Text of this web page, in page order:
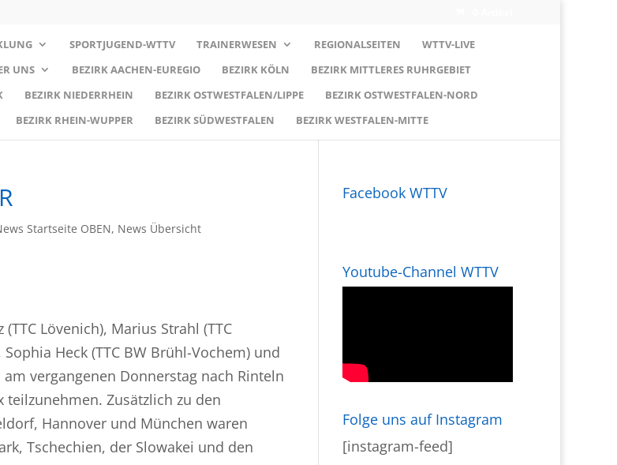
SPORTJUGEND-WTTV TRAINERWESEN REGIONALSEITEN
WTTV-LIVE
UNS BEZIRK AACHEN-EUREGIO BEZIRK KÖLN
BEZIRK MITTLERES RUHRGEBIET
BEZIRK NIEDERRHEIN BEZIRK OSTWESTFALEN/LIPPE
BEZIRK OSTWESTFALEN-NORD
BEZIRK RHEIN-WUPPER BEZIRK SÜDWESTFALEN BEZIRK WESTFALEN-MITTE
Startseite OBEN, News Übersicht
Lövenich), Marius Strahl (TTC
Heck (TTC BW Brühl-Vochem) und
vergangenen Donnerstag nach Rinteln
Zusätzlich zu den
Hannover und München waren
Tschechien, der Slowakei und den
Facebook WTTV
Youtube-Channel WTTV
Folge uns auf Instagram
[instagram-feed]